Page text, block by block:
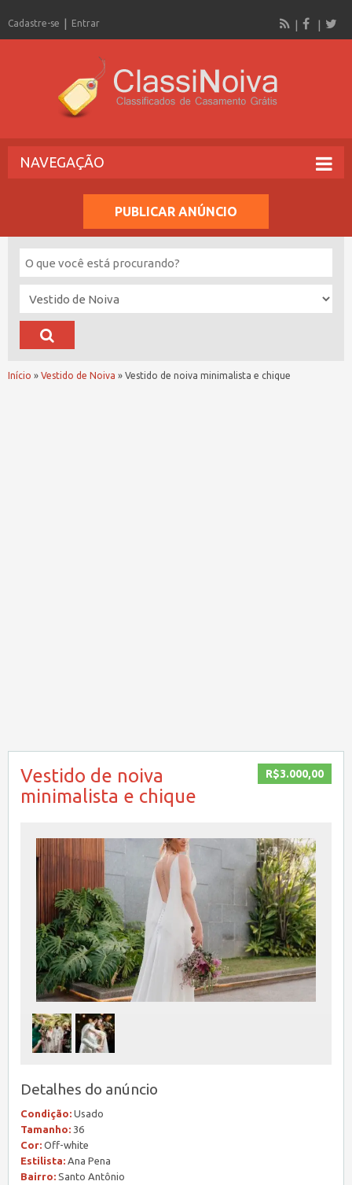
Cadastre-se Entrar
NAVEGAÇÃO
PUBLICAR ANÚNCIO
Início » Vestido de Noiva » Vestido de noiva minimalista e chique
R$3.000,00
Vestido de noiva
minimalista e chique
Detalhes do anúncio
Condição: Usado
Tamanho: 36
Cor: Off-white
Estilista: Ana Pena
Bairro: Santo Antônio